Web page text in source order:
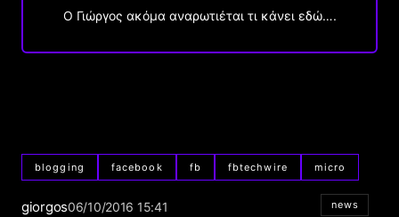
Ο Γιώργος ακόμα αναρωτιέται τι κάνει εδώ….
blogging facebook fb fbtechwire micro
giorgos06/10/2016 15:41 news